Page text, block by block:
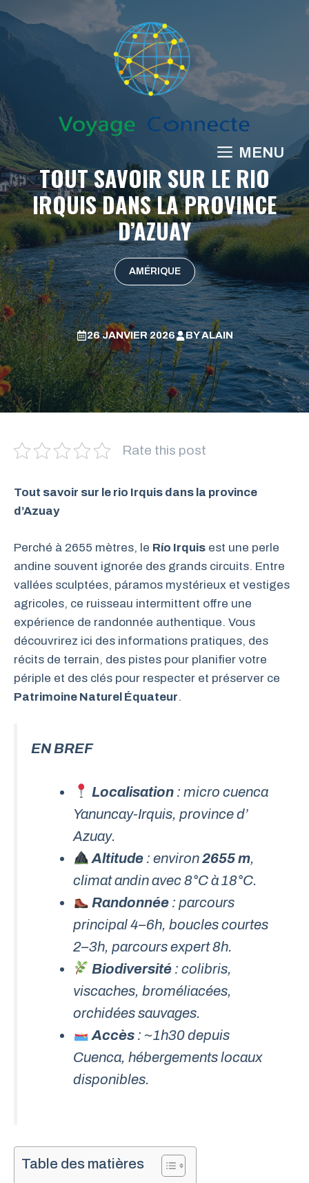
Aller
MENU
TOUT SAVOIR SUR LE RIO
IRQUIS DANS LA PROVINCE
D’AZUAY
AMÉRIQUE
26 JANVIER 2026 BYALAIN
Rate this post
Tout savoir sur le rio Irquis dans la province
d’Azuay
Perché à 2655 mètres, le Río Irquis est une perle
andine souvent ignorée des grands circuits. Entre
vallées sculptées, páramos mystérieux et vestiges
agricoles, ce ruisseau intermittent offre une
expérience de randonnée authentique. Vous
découvrirez ici des informations pratiques, des
récits de terrain, des pistes pour planifier votre
périple et des clés pour respecter et préserver ce
Patrimoine Naturel Équateur.
EN BREF
Localisation : micro cuenca
Yanuncay-Irquis, province d’
Azuay.
Altitude : environ2655 m,
climat andin avec 8°C à 18°C.
Randonnée : parcours
principal 4–6h, boucles courtes
2–3h, parcours expert 8h.
Biodiversité : colibris,
viscaches, broméliacées,
orchidées sauvages.
Accès : ~1h30 depuis
Cuenca, hébergements locaux
disponibles.
Table des matières